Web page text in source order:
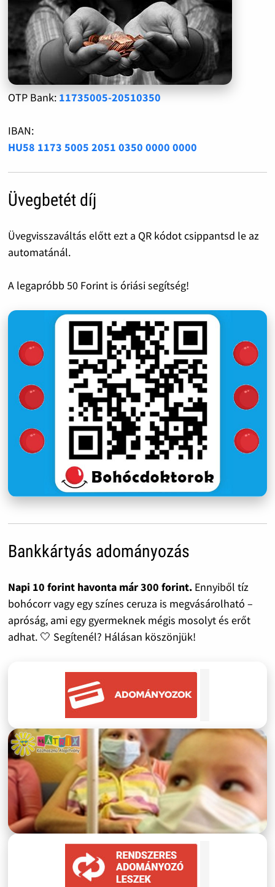
OTP Bank: 11735005-20510350
IBAN:
HU58 1173 5005 2051 0350 0000 0000
Üvegbetét díj
Üvegvisszaváltás előtt ezt a QR kódot csippantsd le az
automatánál.
A legapróbb 50 Forint is óriási segítség!
Bankkártyás adományozás
Napi 10 forint havonta már 300 forint.Ennyiből tíz
bohócorr vagy egy színes ceruza is megvásárolható –
apróság, ami egy gyermeknek mégis mosolyt és erőt
adhat. 🤍 Segítenél? Hálásan köszönjük!